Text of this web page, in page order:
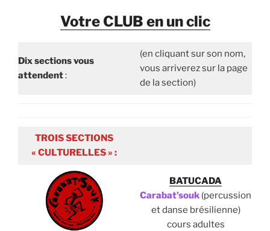
Votre CLUB en un clic
Dix sections vous
attendent:
(en cliquant sur son nom,
vous arriverez sur la page
de la section)
TROIS SECTIONS
« CULTURELLES » :
BATUCADA
Carabat’souk (percussion
et danse brésilienne)
cours adultes